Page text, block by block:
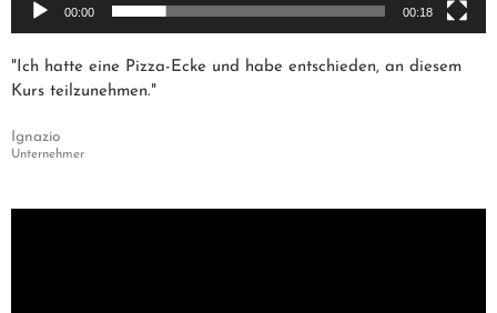
00:00 00:18
"Ich hatte eine Pizza-Ecke und habe entschieden, an diesem
Kurs teilzunehmen."
Ignazio
Unternehmer